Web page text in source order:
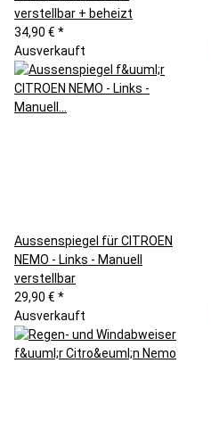
verstellbar + beheizt
34,90 € *
Ausverkauft
Aussenspiegel für CITROEN
NEMO - Links - Manuell
verstellbar
29,90 € *
Ausverkauft